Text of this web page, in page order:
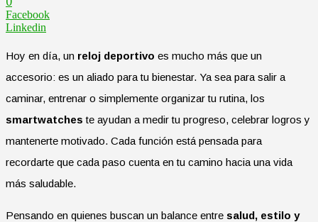
Facebook
Linkedin
Hoy en día, un reloj deportivo es mucho más que un
accesorio: es un aliado para tu bienestar. Ya sea para salir a
caminar, entrenar o simplemente organizar tu rutina, los
smartwatches te ayudan a medir tu progreso, celebrar logros y
mantenerte motivado. Cada función está pensada para
recordarte que cada paso cuenta en tu camino hacia una vida
más saludable.
Pensando en quienes buscan un balance entre salud, estilo y